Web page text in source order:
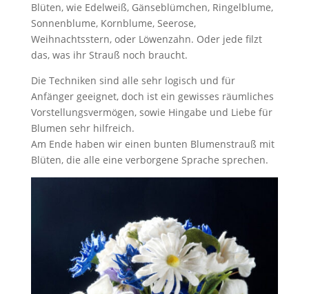
Blüten, wie Edelweiß, Gänseblümchen, Ringelblume,
Sonnenblume, Kornblume, Seerose,
Weihnachtsstern, oder Löwenzahn. Oder jede filzt
das, was ihr Strauß noch braucht.
Die Techniken sind alle sehr logisch und für
Anfänger geeignet, doch ist ein gewisses räumliches
Vorstellungsvermögen, sowie Hingabe und Liebe für
Blumen sehr hilfreich.
Am Ende haben wir einen bunten Blumenstrauß mit
Blüten, die alle eine verborgene Sprache sprechen.